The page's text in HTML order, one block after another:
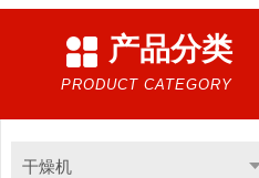
产品分类
PRODUCT CATEGORY
干燥机